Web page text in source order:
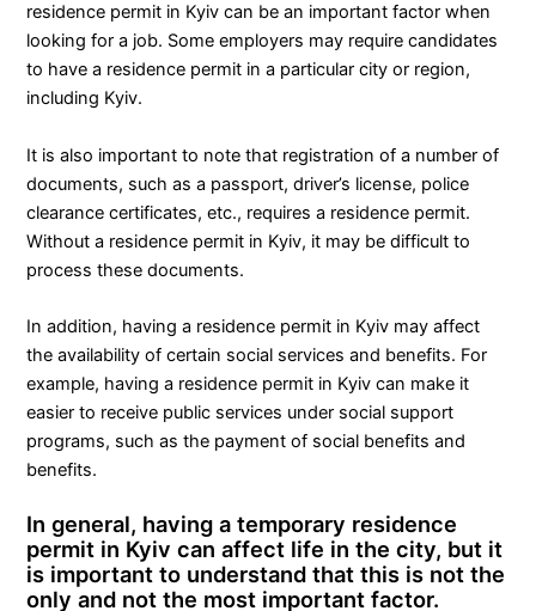
residence permit in Kyiv can be an important factor when
looking for a job. Some employers may require candidates
to have a residence permit in a particular city or region,
including Kyiv.
It is also important to note that registration of a number of
documents, such as a passport, driver’s license, police
clearance certificates, etc., requires a residence permit.
Without a residence permit in Kyiv, it may be difficult to
process these documents.
In addition, having a residence permit in Kyiv may affect
the availability of certain social services and benefits. For
example, having a residence permit in Kyiv can make it
easier to receive public services under social support
programs, such as the payment of social benefits and
benefits.
In general, having a temporary residence
permit in Kyiv can affect life in the city, but it
is important to understand that this is not the
only and not the most important factor.